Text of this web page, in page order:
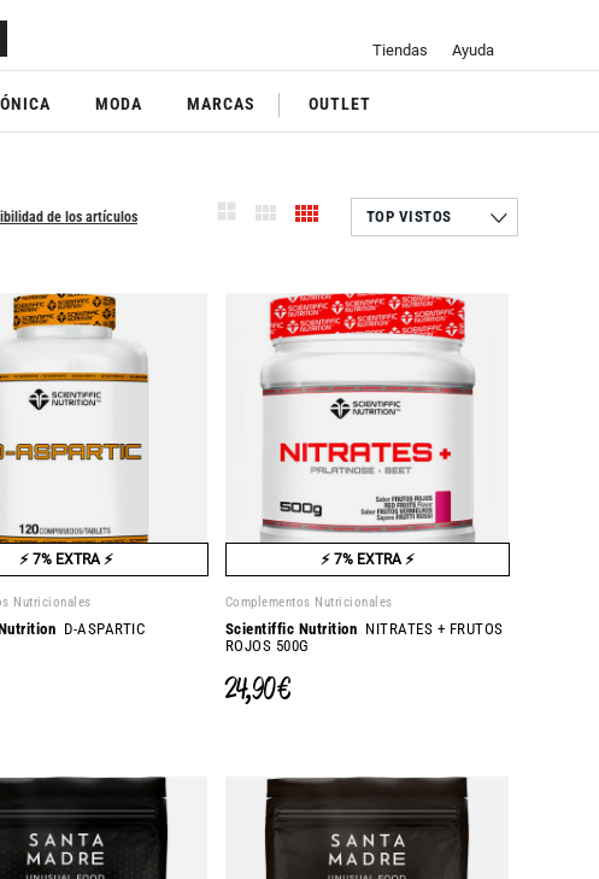
Tiendas Ayuda
MODA MARCAS OUTLET
de los artículos
⚡ 7% EXTRA ⚡
Nutricionales
D-ASPARTIC
⚡ 7% EXTRA ⚡
Complementos Nutricionales
Scientiffic Nutrition NITRATES + FRUTOS
ROJOS 500G
24,90 €